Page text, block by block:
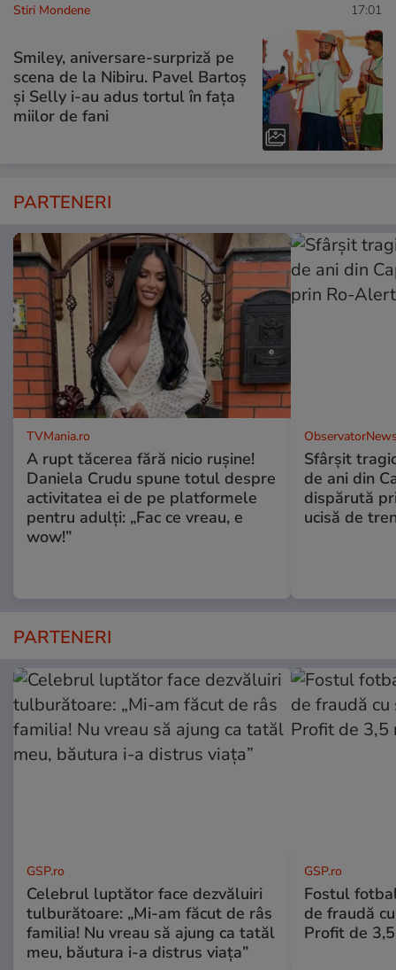
Stiri Mondene 17:01
Smiley, aniversare-surpriză pe
scena de la Nibiru. Pavel Bartoș
și Selly i-au adus tortul în fața
miilor de fani
PARTENERI
TVMania.ro
A rupt tăcerea fără nicio rușine!
Daniela Crudu spune totul despre
activitatea ei de pe platformele
pentru adulți: „Fac ce vreau, e
wow!”
Sfârşit
de ani din
dispărută
ucisă de
PARTENERI
GSP.ro
Celebrul luptător face dezvăluiri
tulburătoare: „Mi-am făcut de râs
familia! Nu vreau să ajung ca tatăl
meu, băutura i-a distrus viața”
GSP.ro
Fostul
de fraudă
Profit de